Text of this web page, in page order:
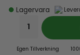
Lagervara
Egen Tillverkning